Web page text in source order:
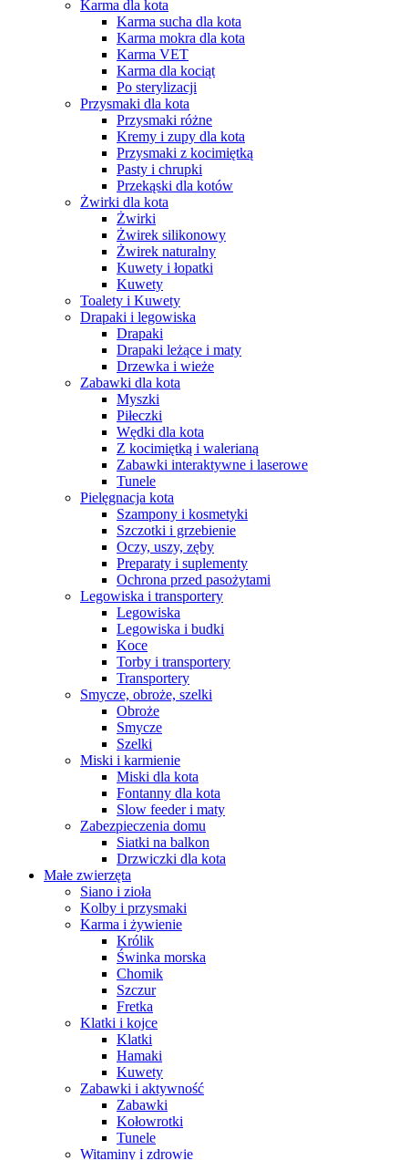
Karma dla kota
Karma sucha dla kota
Karma mokra dla kota
Karma VET
Karma dla kociąt
Po sterylizacji
Przysmaki dla kota
Przysmaki różne
Kremy i zupy dla kota
Przysmaki z kocimiętką
Pasty i chrupki
Przekąski dla kotów
Żwirki dla kota
Żwirki
Żwirek silikonowy
Żwirek naturalny
Kuwety i łopatki
Kuwety
Toalety i Kuwety
Drapaki i legowiska
Drapaki
Drapaki leżące i maty
Drzewka i wieże
Zabawki dla kota
Myszki
Piłeczki
Wędki dla kota
Z kocimiętką i walerianą
Zabawki interaktywne i laserowe
Tunele
Pielęgnacja kota
Szampony i kosmetyki
Szczotki i grzebienie
Oczy, uszy, zęby
Preparaty i suplementy
Ochrona przed pasożytami
Legowiska i transportery
Legowiska
Legowiska i budki
Koce
Torby i transportery
Transportery
Smycze, obroże, szelki
Obroże
Smycze
Szelki
Miski i karmienie
Miski dla kota
Fontanny dla kota
Slow feeder i maty
Zabezpieczenia domu
Siatki na balkon
Drzwiczki dla kota
Małe zwierzęta
Siano i zioła
Kolby i przysmaki
Karma i żywienie
Królik
Świnka morska
Chomik
Szczur
Fretka
Klatki i kojce
Klatki
Hamaki
Kuwety
Zabawki i aktywność
Zabawki
Kołowrotki
Tunele
Witaminy i zdrowie